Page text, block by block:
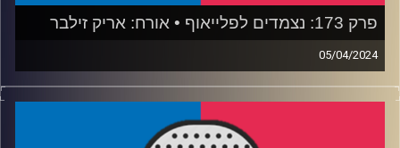
פרק 173: נצמדים לפלייאוף • אורח: אריק זילבר
05/04/2024
פודקאסט האן.בי.איי עם ערן סורוקה, שרון דוידוביץ׳, משה
דוידוביץ׳ ועידן לוצקי